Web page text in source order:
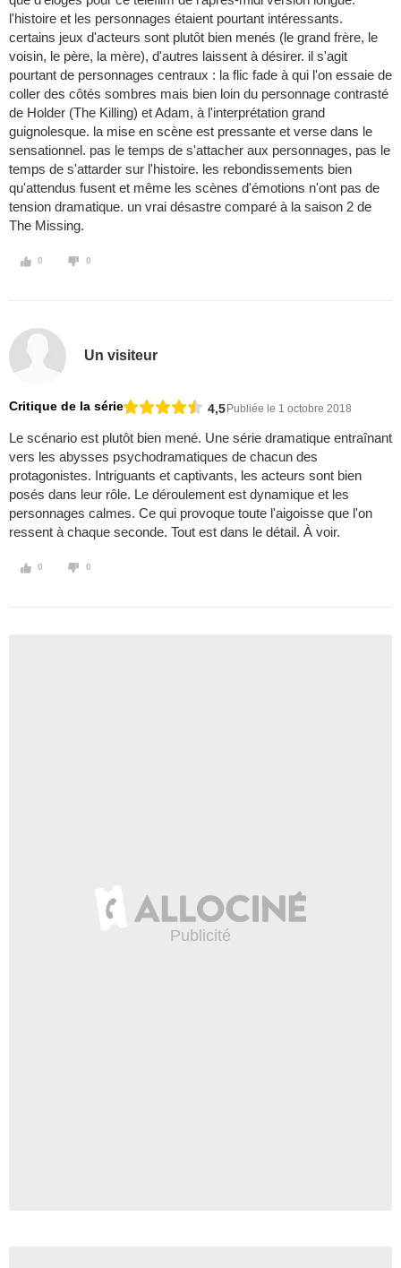
l'histoire et les personnages étaient pourtant intéressants.
certains jeux d'acteurs sont plutôt bien menés (le grand frère, le
voisin, le père, la mère), d'autres laissent à désirer. il s'agit
pourtant de personnages centraux : la flic fade à qui l'on essaie de
coller des côtés sombres mais bien loin du personnage contrasté
de Holder (The Killing) et Adam, à l'interprétation grand
guignolesque. la mise en scène est pressante et verse dans le
sensationnel. pas le temps de s'attacher aux personnages, pas le
temps de s'attarder sur l'histoire. les rebondissements bien
qu'attendus fusent et même les scènes d'émotions n'ont pas de
tension dramatique. un vrai désastre comparé à la saison 2 de
The Missing.
0 0
Un visiteur
Critique de la série 4,5Publiée le 1 octobre 2018
Le scénario est plutôt bien mené. Une série dramatique entraînant
vers les abysses psychodramatiques de chacun des
protagonistes. Intriguants et captivants, les acteurs sont bien
posés dans leur rôle. Le déroulement est dynamique et les
personnages calmes. Ce qui provoque toute l'aigoisse que l'on
ressent à chaque seconde. Tout est dans le détail. À voir.
0 0